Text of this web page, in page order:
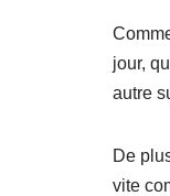
jour,
autre
De
vite